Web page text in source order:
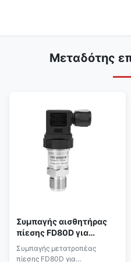
Μεταδότης
Συμπαγής αισθητήρας
πίεσης FD80D για
σωλήνες /
συγκροτήματα αντλιών /
Συμπαγής μετατροπέας
πίεσης FD80D για